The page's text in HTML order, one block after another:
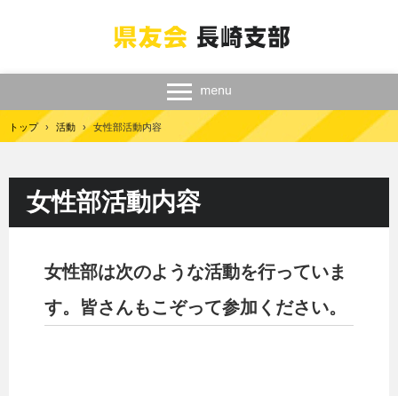
トップ › 活動 › 女性部活動内容
女性部活動内容
女性部は次のような活動を行っていま
す。皆さんもこぞって参加ください。